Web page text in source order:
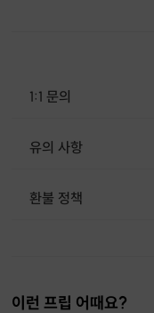
1:1 문의
유의 사항
환불 정책
이런 프립 어때요?